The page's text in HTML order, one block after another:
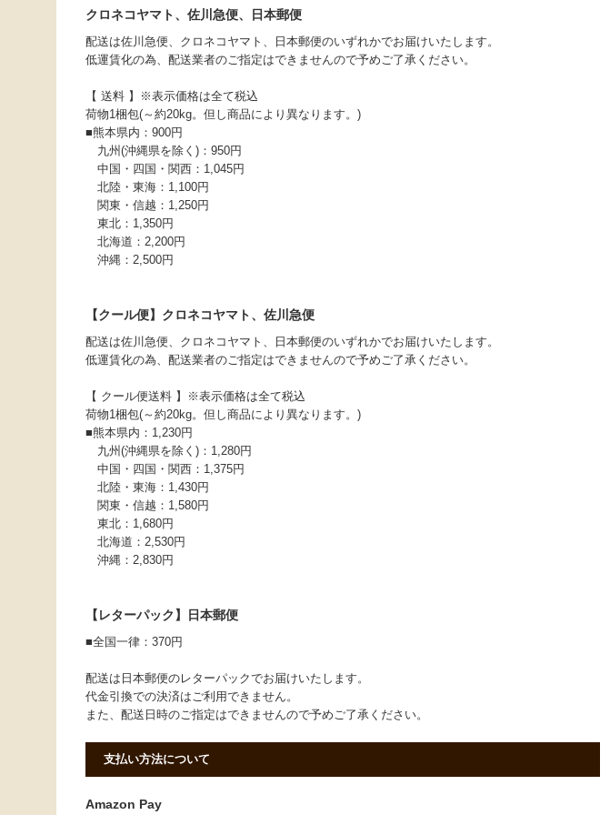
クロネコヤマト、佐川急便、日本郵便
配送は佐川急便、クロネコヤマト、日本郵便のいずれかでお届けいたします。
低運賃化の為、配送業者のご指定はできませんので予めご了承ください。
【 送料 】※表示価格は全て税込
荷物1梱包(～約20kg。但し商品により異なります。)
■熊本県内：900円
九州(沖縄県を除く)：950円
中国・四国・関西：1,045円
北陸・東海：1,100円
関東・信越：1,250円
東北：1,350円
北海道：2,200円
沖縄：2,500円
【クール便】クロネコヤマト、佐川急便
配送は佐川急便、クロネコヤマト、日本郵便のいずれかでお届けいたします。
低運賃化の為、配送業者のご指定はできませんので予めご了承ください。
【 クール便送料 】※表示価格は全て税込
荷物1梱包(～約20kg。但し商品により異なります。)
■熊本県内：1,230円
九州(沖縄県を除く)：1,280円
中国・四国・関西：1,375円
北陸・東海：1,430円
関東・信越：1,580円
東北：1,680円
北海道：2,530円
沖縄：2,830円
【レターパック】日本郵便
■全国一律：370円
配送は日本郵便のレターパックでお届けいたします。
代金引換での決済はご利用できません。
また、配送日時のご指定はできませんので予めご了承ください。
支払い方法について
Amazon Pay